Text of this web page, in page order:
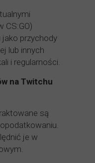
CS:GO)
przychody
lub innych
i regularności.
na Twitchu
są
je w